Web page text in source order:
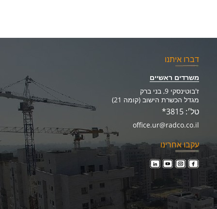
דברו איתנו
משרדים ראשיים
ז'בוטינסקי 9, בני ברק
מגדל הכשרת הישוב (קומה 21)
טל׳: 3815*
office.ur@radco.co.il
עקבו אחרינו